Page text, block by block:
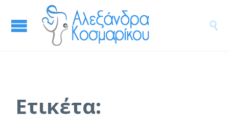

Ετικέτα: